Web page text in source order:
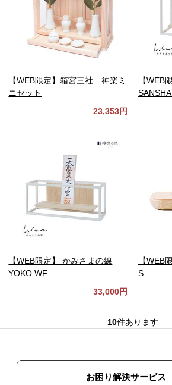
【WEB限定】箱宮三社 神楽ミ
ニセット
23,353円
【WEB
【WEB限定】 かみさまの線
YOKO WF
33,000円
【WEB
S
10件あります
お困り解決サービス